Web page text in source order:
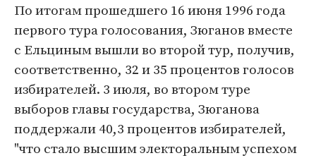
По итогам прошедшего 16 июня 1996 года
первого тура голосования, Зюганов вместе
с Ельциным вышли во второй тур, получив,
соответственно, 32 и 35 процентов голосов
избирателей. 3 июля, во втором туре
выборов главы государства, Зюганова
поддержали 40,3 процентов избирателей,
"что стало высшим электоральным успехом